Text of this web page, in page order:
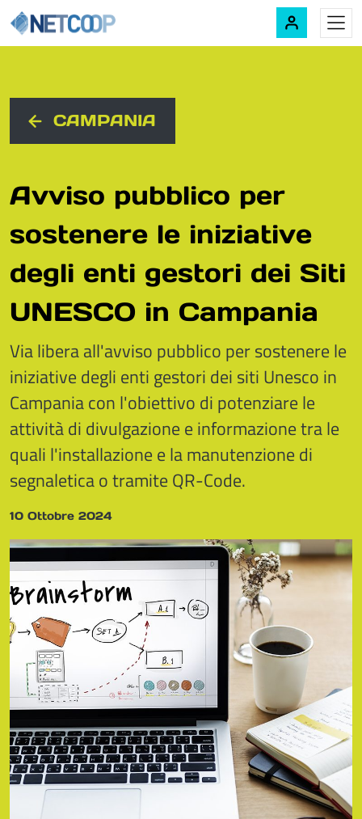
Navigazione principale
CAMPANIA
Avviso pubblico per
sostenere le iniziative
degli enti gestori dei Siti
UNESCO in Campania
Via libera all'avviso pubblico per sostenere le
iniziative degli enti gestori dei siti Unesco in
Campania con l'obiettivo di potenziare le
attività di divulgazione e informazione tra le
quali l'installazione e la manutenzione di
segnaletica o tramite QR-Code.
10 Ottobre 2024